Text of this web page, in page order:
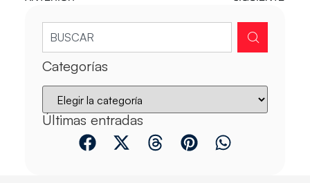
Categorías
Últimas entradas